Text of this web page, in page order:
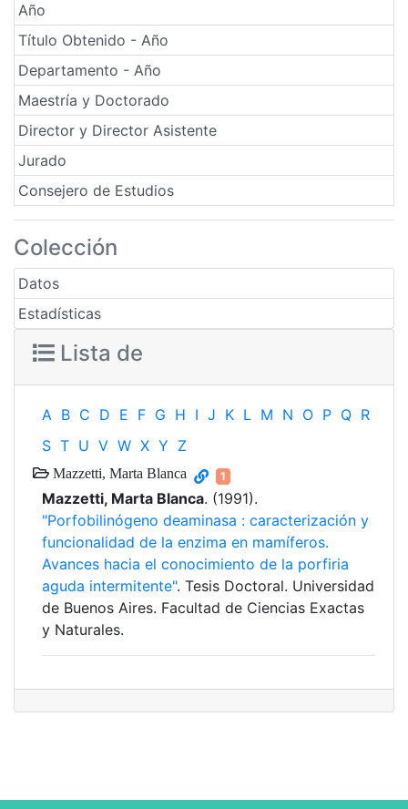
Año
Título Obtenido - Año
Departamento - Año
Maestría y Doctorado
Director y Director Asistente
Jurado
Consejero de Estudios
Colección
Datos
Estadísticas
Lista de
A B C D E F G H I J K L M N O P Q R
S T U V W X Y Z
Mazzetti, Marta Blanca 1
Mazzetti, Marta Blanca. (1991).
"Porfobilinógeno deaminasa : caracterización y
funcionalidad de la enzima en mamíferos.
Avances hacia el conocimiento de la porfiria
aguda intermitente". Tesis Doctoral. Universidad
de Buenos Aires. Facultad de Ciencias Exactas
y Naturales.